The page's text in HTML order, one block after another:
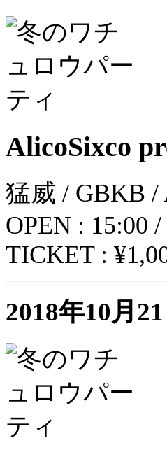
AlicoSixco
猛威 / GBKB /
OPEN : 15:00
TICKET :
2018年10月21